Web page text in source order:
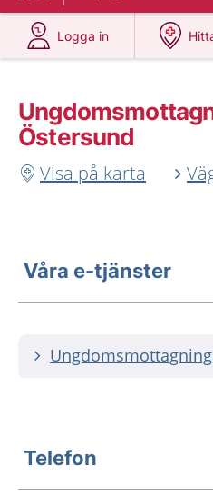
Logga in
på 1177.se
Östersund
Visa på karta
Våra e-tjänster
Telefon